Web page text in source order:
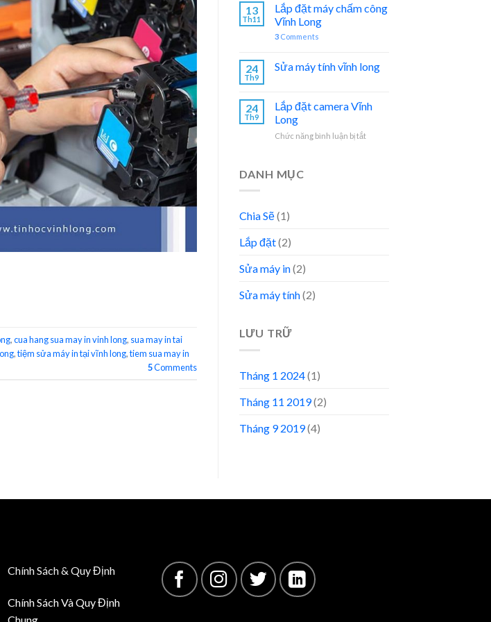
,cua hang sua may in vinh long, sua may in tai
,tiệm sửa máy in tại vĩnh long,tiem sua may in
5Comments
13
Th11
Lắp đặt máy chấm công
Vĩnh Long
3Comments
24
Th9
Sửa máy tính vĩnh long
24
Th9
Lắp đặt camera Vĩnh
Long
Chức năng bình luận bị tắtở
DANH MỤC
Chia Sẽ(1)
Lắp đặt(2)
Sửa máy in(2)
Sửa máy tính(2)
LƯU TRỮ
Tháng 1 2024(1)
Tháng 11 2019(2)
Tháng 9 2019(4)
Chính Sách & Quy Định
Chính Sách Và Quy Định
Chung